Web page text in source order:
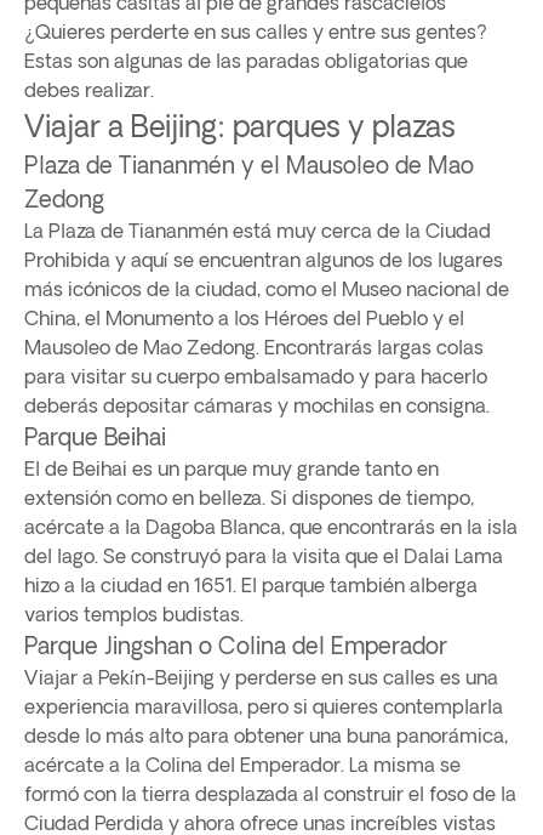
¿Quieres perderte en sus calles y entre sus gentes?
Estas son algunas de las paradas obligatorias que
debes realizar.
Viajar a Beijing: parques y plazas
Plaza de Tiananmén y el Mausoleo de Mao
Zedong
La Plaza de Tiananmén está muy cerca de la Ciudad
Prohibida y aquí se encuentran algunos de los lugares
más icónicos de la ciudad, como el Museo nacional de
China, el Monumento a los Héroes del Pueblo y el
Mausoleo de Mao Zedong. Encontrarás largas colas
para visitar su cuerpo embalsamado y para hacerlo
deberás depositar cámaras y mochilas en consigna.
Parque Beihai
El de Beihai es un parque muy grande tanto en
extensión como en belleza. Si dispones de tiempo,
acércate a la Dagoba Blanca, que encontrarás en la isla
del lago. Se construyó para la visita que el Dalai Lama
hizo a la ciudad en 1651. El parque también alberga
varios templos budistas.
Parque Jingshan o Colina del Emperador
Viajar a Pekín-Beijing y perderse en sus calles es una
experiencia maravillosa, pero si quieres contemplarla
desde lo más alto para obtener una buna panorámica,
acércate a la Colina del Emperador. La misma se
formó con la tierra desplazada al construir el foso de la
Ciudad Perdida y ahora ofrece unas increíbles vistas